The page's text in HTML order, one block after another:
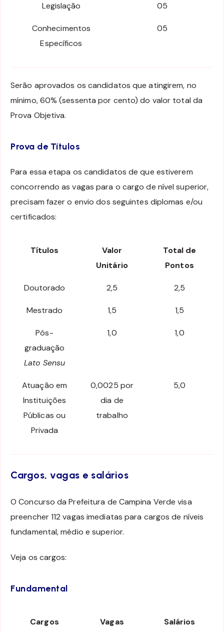
Legislação 05
Conhecimentos
Específicos
05
Serão aprovados os candidatos que atingirem, no
mínimo, 60% (sessenta por cento) do valor total da
Prova Objetiva.
Prova de Títulos
Para essa etapa os candidatos de que estiverem
concorrendo as vagas para o cargo de nível superior,
precisam fazer o envio dos seguintes diplomas e/ou
certificados:
Títulos
Valor
Unitário
Total de
Pontos
Doutorado 2,5 2,5
Mestrado 1,5 1,5
Pós-
graduação
Lato Sensu
1,0 1,0
Atuação em
Instituições
Públicas ou
Privada
0,0025 por
dia de
trabalho
5,0
Cargos, vagas e salários
O Concurso da Prefeitura de Campina Verde visa
preencher 112 vagas imediatas para cargos de níveis
fundamental, médio e superior.
Veja os cargos:
Fundamental
Cargos Vagas Salários